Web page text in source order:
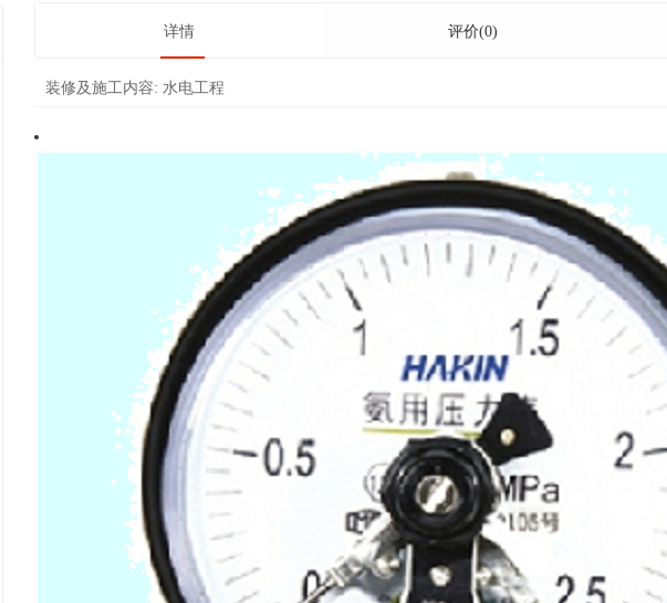
详情 评价(0)
装修及施工内容: 水电工程